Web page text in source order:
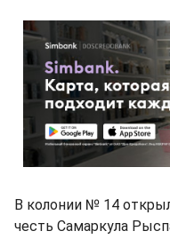
В колонии № 14
честь Самаркула